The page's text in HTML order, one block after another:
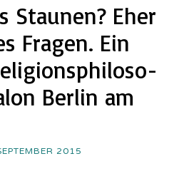
Staunen? Eher
Fragen. Ein
Berlin am
2015